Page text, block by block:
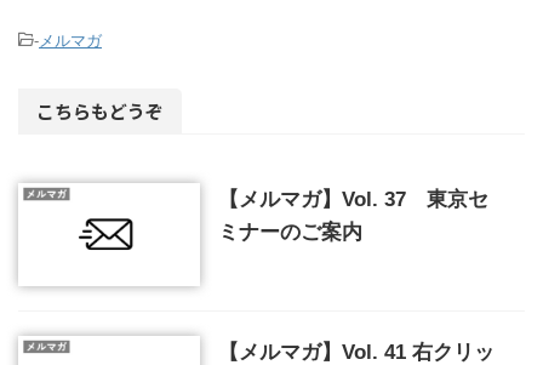
-メルマガ
こちらもどうぞ
【メルマガ】Vol. 37 東京セ
ミナーのご案内
【メルマガ】Vol. 41 右クリッ